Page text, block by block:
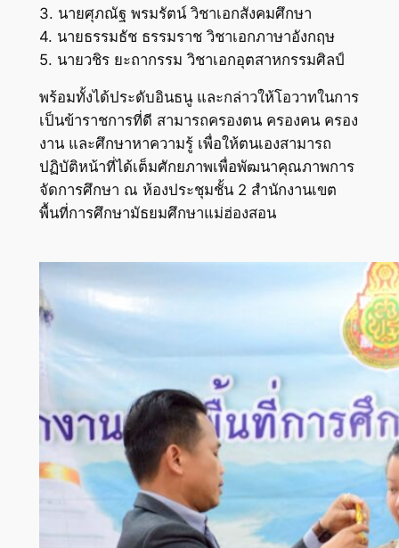
3. นายศุภณัฐ พรมรัตน์ วิชาเอกสังคมศึกษา
4. นายธรรมธัช ธรรมราช วิชาเอกภาษาอังกฤษ
5. นายวชิร ยะถากรรม วิชาเอกอุตสาหกรรมศิลป์
พร้อมทั้งได้ประดับอินธนู และกล่าวให้โอวาทในการ
เป็นข้าราชการที่ดี สามารถครองตน ครองคน ครอง
งาน และศึกษาหาความรู้ เพื่อให้ตนเองสามารถ
ปฏิบัติหน้าที่ได้เต็มศักยภาพเพื่อพัฒนาคุณภาพการ
จัดการศึกษา ณ ห้องประชุมชั้น 2 สำนักงานเขต
พื้นที่การศึกษามัธยมศึกษาแม่ฮ่องสอน